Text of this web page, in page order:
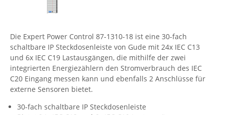
Guntermann & Drunck
High Sec Labs
HW group
Icron
IEC Lock
Die Expert Power Control 87-1310-18 ist eine 30-fach
schaltbare IP Steckdosenleiste von Gude mit 24x IEC C13
und 6x IEC C19 Lastausgängen, die mithilfe der zwei
integrierten Energiezählern den Stromverbrauch des IEC
C20 Eingang messen kann und ebenfalls 2 Anschlüsse für
externe Sensoren bietet.
30-fach schaltbare IP Steckdosenleiste